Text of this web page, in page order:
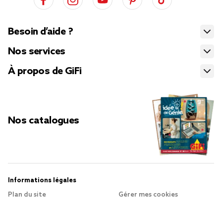
Besoin d’aide ?
Nos services
À propos de GiFi
Nos catalogues
Informations légales
Plan du site
Gérer mes cookies